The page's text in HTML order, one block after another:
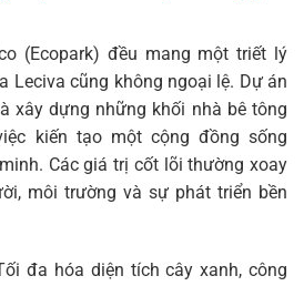
(Ecopark) đều mang một triết lý
Leciva cũng không ngoại lệ. Dự án
xây dựng những khối nhà bê tông
kiến tạo một cộng đồng sống
Các giá trị cốt lõi thường xoay
môi trường và sự phát triển bền
đa hóa diện tích cây xanh, công